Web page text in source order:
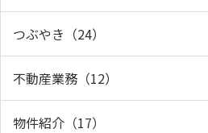
つぶやき（24）
不動産業務（12）
物件紹介（17）